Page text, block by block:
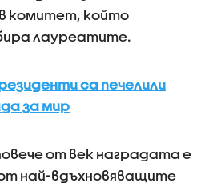
комитет, който
лауреатите.
са печелили
за мир
от век наградата е
най-вдъхновяващите